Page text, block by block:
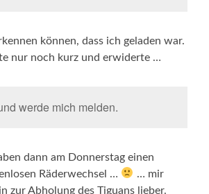
können, dass ich geladen war.
nur noch kurz und erwiderte …
werde mich melden.
dann am Donnerstag einen
Räderwechsel …
… mir
zur Abholung des Tiguans lieber.